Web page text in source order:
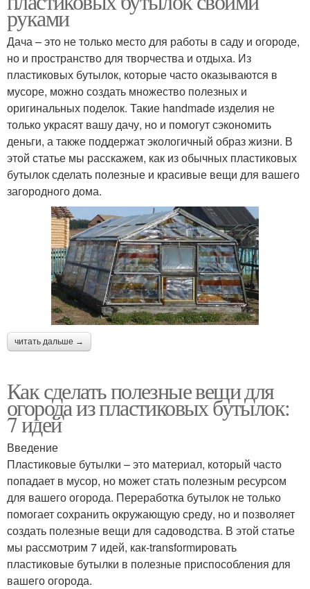
руками
Дача – это не только место для работы в саду и огороде,
но и пространство для творчества и отдыха. Из
пластиковых бутылок, которые часто оказываются в
мусоре, можно создать множество полезных и
оригинальных поделок. Такие handmade изделия не
только украсят вашу дачу, но и помогут сэкономить
деньги, а также поддержат экологичный образ жизни. В
этой статье мы расскажем, как из обычных пластиковых
бутылок сделать полезные и красивые вещи для вашего
загородного дома.
читать дальше →
Как сделать полезные вещи для
огорода из пластиковых бутылок:
7 идей
Введение
Пластиковые бутылки – это материал, который часто
попадает в мусор, но может стать полезным ресурсом
для вашего огорода. Переработка бутылок не только
помогает сохранить окружающую среду, но и позволяет
создать полезные вещи для садоводства. В этой статье
мы рассмотрим 7 идей, как-transformировать
пластиковые бутылки в полезные приспособления для
вашего огорода.